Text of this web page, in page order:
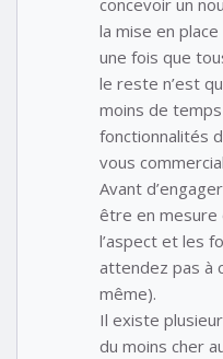
la mise en
une fois que
le reste n’est
moins de
fonctionnalités
vous
Avant
être en mesure
l’aspect et les
attendez pas à
même).
Il existe
du moins cher